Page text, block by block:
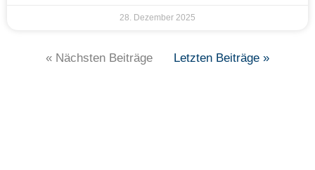
28. Dezember 2025
« Nächsten Beiträge Letzten Beiträge »